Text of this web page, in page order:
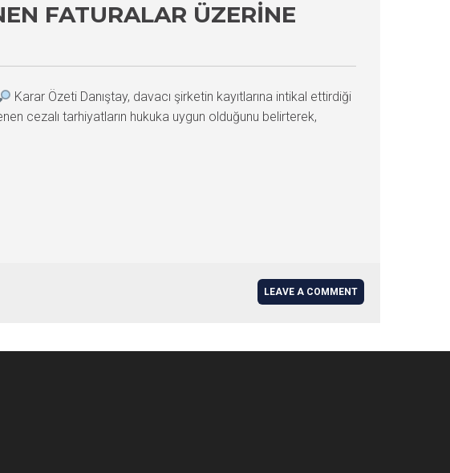
FATURALAR ÜZERINE
Karar Özeti Danıştay, davacı şirketin kayıtlarına intikal ettirdiği
cezalı tarhiyatların hukuka uygun olduğunu belirterek,
LEAVE A COMMENT